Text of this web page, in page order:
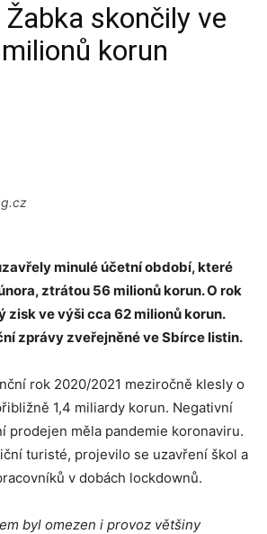
skončily ve
korun
minulé účetní období, které
ztrátou 56 milionů korun. O rok
zisk ve výši cca 62 milionů korun.
zprávy zveřejněné ve Sbírce listin.
rok 2020/2021 meziročně klesly o
1,4 miliardy korun. Negativní
prodejen měla pandemie koronaviru.
turisté, projevilo se uzavření škol a
v dobách lockdownů.
byl omezen i provoz většiny